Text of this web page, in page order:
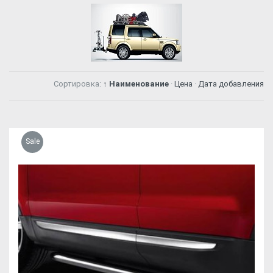
Сортировка: ↑ Наименование · Цена · Дата добавления
Sale